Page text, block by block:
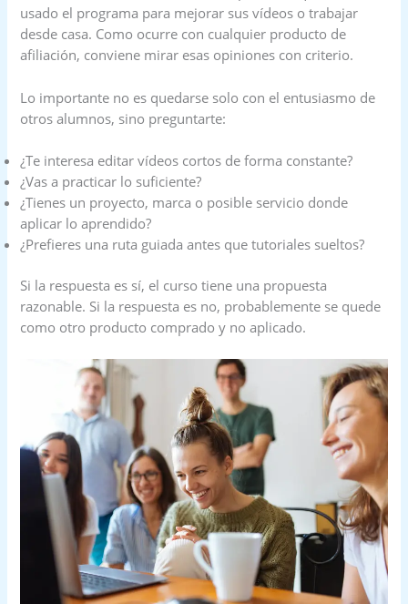
usado el programa para mejorar sus vídeos o trabajar
desde casa. Como ocurre con cualquier producto de
afiliación, conviene mirar esas opiniones con criterio.
Lo importante no es quedarse solo con el entusiasmo de
otros alumnos, sino preguntarte:
¿Te interesa editar vídeos cortos de forma constante?
¿Vas a practicar lo suficiente?
¿Tienes un proyecto, marca o posible servicio donde
aplicar lo aprendido?
¿Prefieres una ruta guiada antes que tutoriales sueltos?
Si la respuesta es sí, el curso tiene una propuesta
razonable. Si la respuesta es no, probablemente se quede
como otro producto comprado y no aplicado.